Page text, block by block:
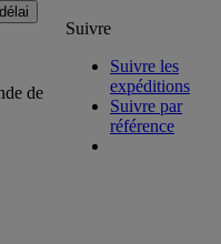
de
Suivre
Suivre les
expéditions
Suivre par
référence